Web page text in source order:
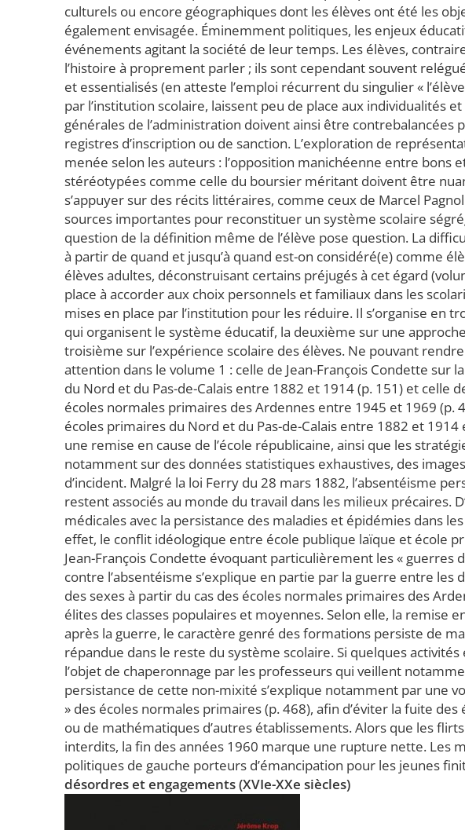
culturels ou encore géographiques dont les élèves ont été les
également envisagée. Éminemment politiques, les enjeux
événements agitant la société de leur temps. Les élèves,
l’histoire à proprement parler ; ils sont cependant souvent
et essentialisés (en atteste l’emploi récurrent du singulier «
par l’institution scolaire, laissent peu de place aux individualités
générales de l’administration doivent ainsi être contrebalancées
registres d’inscription ou de sanction. L’exploration de
menée selon les auteurs : l’opposition manichéenne entre bons
stéréotypées comme celle du boursier méritant doivent être
s’appuyer sur des récits littéraires, comme ceux de Marcel
sources importantes pour reconstituer un système scolaire
question de la définition même de l’élève pose question. La
à partir de quand et jusqu’à quand est-on considéré(e) comme
élèves adultes, déconstruisant certains préjugés à cet égard
place à accorder aux choix personnels et familiaux dans les
mises en place par l’institution pour les réduire. Il s’organise
qui organisent le système éducatif, la deuxième sur une
troisième sur l’expérience scolaire des élèves. Ne pouvant
attention dans le volume 1 : celle de Jean-François Condette sur
du Nord et du Pas-de-Calais entre 1882 et 1914 (p. 151) et celle
écoles normales primaires des Ardennes entre 1945 et 1969 (p.
écoles primaires du Nord et du Pas-de-Calais entre 1882 et
une remise en cause de l’école républicaine, ainsi que les
notamment sur des données statistiques exhaustives, des
d’incident. Malgré la loi Ferry du 28 mars 1882, l’absentéisme
restent associés au monde du travail dans les milieux précaires.
médicales avec la persistance des maladies et épidémies dans
effet, le conflit idéologique entre école publique laïque et école
Jean-François Condette évoquant particulièrement les « guerres
contre l’absentéisme s’explique en partie par la guerre entre
des sexes à partir du cas des écoles normales primaires des
élites des classes populaires et moyennes. Selon elle, la remise
après la guerre, le caractère genré des formations persiste de
répandue dans le reste du système scolaire. Si quelques
l’objet de chaperonnage par les professeurs qui veillent
persistance de cette non-mixité s’explique notamment par une
» des écoles normales primaires (p. 468), afin d’éviter la fuite
ou de mathématiques d’autres établissements. Alors que les
interdits, la fin des années 1960 marque une rupture nette. Les
politiques de gauche porteurs d’émancipation pour les jeunes
désordres et engagements (XVIe-XXe siècles)